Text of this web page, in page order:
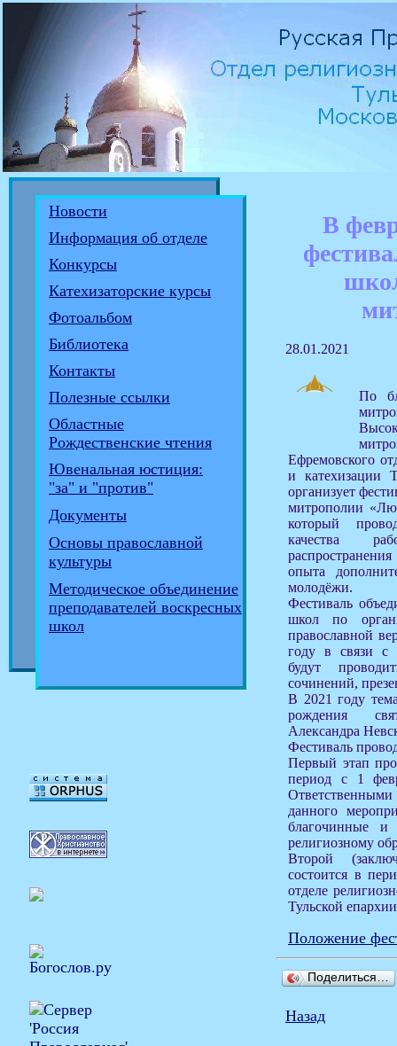
Новости
Информация об отделе
Конкурсы
Катехизаторские курсы
Фотоальбом
Библиотека
Контакты
Полезные ссылки
Областные
Рождественские чтения
Ювенальная юстиция:
"за" и "против"
Документы
Основы православной
культуры
Методическое объединение
преподавателей воскресных
школ
В
28.01.2021
По
Ефремовского
и катехизации
организует
митрополии
который
качества
опыта
молодёжи.
Фестиваль
школ по
православной
году в связи с
будут
сочинений,
В 2021 году
рождения
Александра
Фестиваль
Первый этап
период с 1
данного
благочинные
религиозному
Второй
состоится в
отделе
Тульской
Положение
Поделиться…
Назад